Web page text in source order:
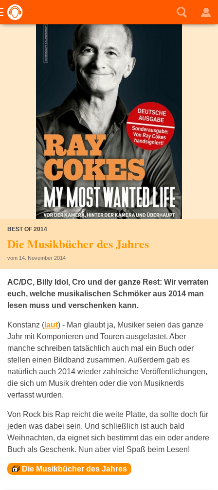
BEST OF 2014
Die Musikbücher des Jahres
vom 14. November 2014
AC/DC, Billy Idol, Cro und der ganze Rest: Wir verraten
euch, welche musikalischen Schmöker aus 2014 man
lesen muss und verschenken kann.
Konstanz ( laut) - Man glaubt ja, Musiker seien das ganze
Jahr mit Komponieren und Touren ausgelastet. Aber
manche schreiben tatsächlich auch mal ein Buch oder
stellen einen Bildband zusammen. Außerdem gab es
natürlich auch 2014 wieder zahlreiche Veröffentlichungen,
die sich um Musik drehten oder die von Musiknerds
verfasst wurden.
Von Rock bis Rap reicht die weite Platte, da sollte doch für
jeden was dabei sein. Und schließlich ist auch bald
Weihnachten, da eignet sich bestimmt das ein oder andere
Buch als Geschenk. Nun aber viel Spaß beim Lesen!
Die Musikbücher des Jahres